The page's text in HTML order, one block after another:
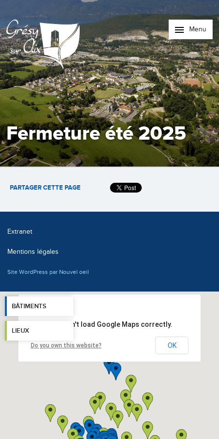
Menu
Fermeture été 2025
PARTAGER CETTE PAGE
Extranet
Mentions légales
Site WordPress par Nouvel oeil
BÂTIMENTS
LIEUX
This page can't load Google Maps correctly.
Do you own this website? OK